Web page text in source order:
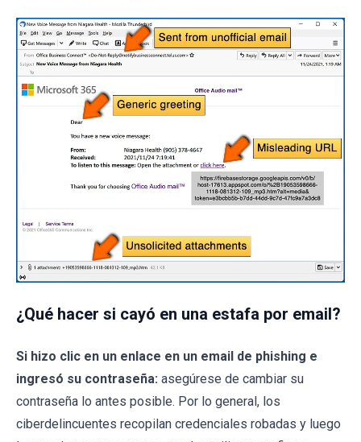
¿Qué hacer si cayó en una estafa por email?
Si hizo clic en un enlace en un email de phishing e
ingresó su contraseña: asegúrese de cambiar su
contraseña lo antes posible. Por lo general, los
ciberdelincuentes recopilan credenciales robadas y luego